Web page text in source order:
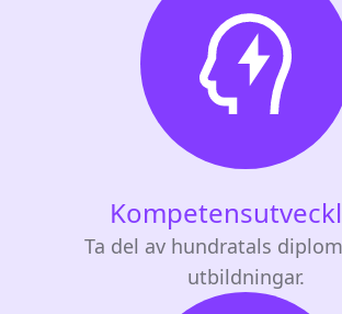
Ta del av hundratals
utbildningar.